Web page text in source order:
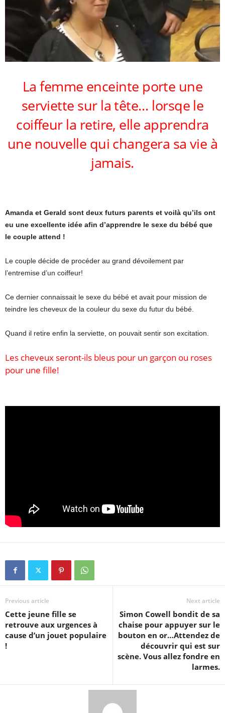
La femme enceinte porte une
serviette sur la tête… lorsqe le
coiffeur la retire, elle apprendra
une nouvelle qui changera sa vie à
jamais.
Amanda et Gerald sont deux futurs parents et voilà qu’ils ont
eu une excellente idée afin d’apprendre le sexe du bébé que
le couple attend !
Le couple décide de procéder au grand dévoilement par
l’entremise d’un coiffeur!
Ce dernier connaissait le sexe du bébé et avait pour mission de
teindre les cheveux de la couleur du sexe du futur du bébé.
Quand il retire enfin la serviette, on pouvait sentir son excitation.
Les cheveux seront-ils bleus pour un garçon ou roses
pour une fille!
Previous article
Cette jeune fille se
retrouve aux urgences à
cause d’un jouet populaire
!
Next article
Simon Cowell bondit de sa
chaise pour appuyer sur le
bouton en or…Attendez de
découvrir qui est sur
scène. Vous allez fondre en
larmes.